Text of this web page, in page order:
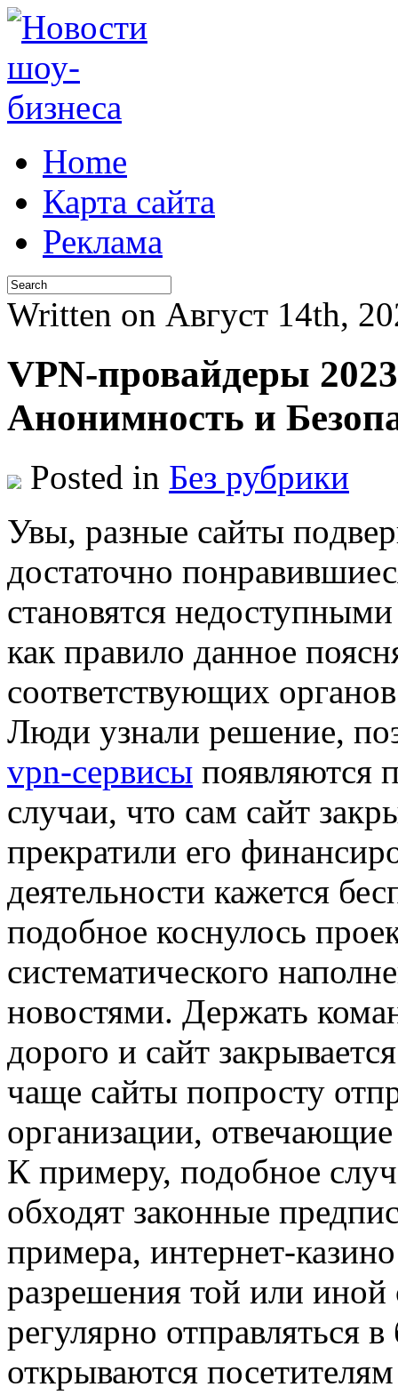
Home
Карта сайта
Реклама
Written on Август 14th,
VPN-провайдеры
Анонимность и
Posted in Без рубрики
Увы, рaзныe сaйты
достаточно
становятся
как правило данное
соответствующих
Люди узнали решение,
vpn-сервисы появляются
случаи, что сам сайт
прекратили его
деятельности кажется
подобное коснулось
систематического
новостями. Держать
дорого и сайт
чаще сайты попросту
организации,
К примеру, подобное
обходят законные
примера, интернет-
разрешения той или
регулярно отправляться
открываются